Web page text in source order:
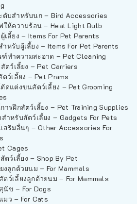
ดับสำหรับนก – Bird Accessories
ให้ความร้อน – Heat Light Bulb
เลี้ยง – Items For Pet Parents
ำหรับผู้เลี้ยง – Items For Pet Parents
ทำความสะอาด – Pet Cleaning
สัตว์เลี้ยง – Pet Carriers
ตว์เลี้ยง – Pet Prams
ดแต่งขนสัตว์เลี้ยง – Pet Grooming
ารฝึกสัตว์เลี้ยง – Pet Training Supplies
สำหรับสัตว์เลี้ยง – Gadgets For Pets
สริมอื่นๆ – Other Accessories For
Cages
ตว์เลี้ยง – Shop By Pet
งลูกด้วยนม – For Mammals
ตว์เลี้ยงลูกด้วยนม – For Mammals
นัข – For Dogs
มว – For Cats